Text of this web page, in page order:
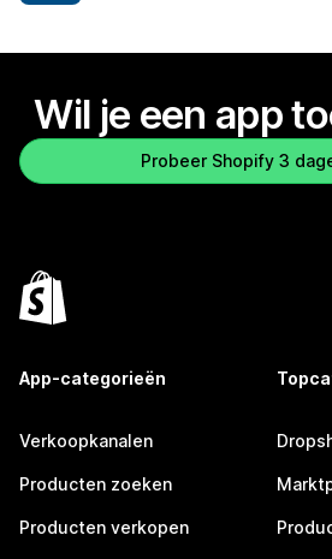
Wil je een app
Probeer Shopify 3
App-categorieën
Verkoopkanalen
Producten zoeken
Producten verkopen